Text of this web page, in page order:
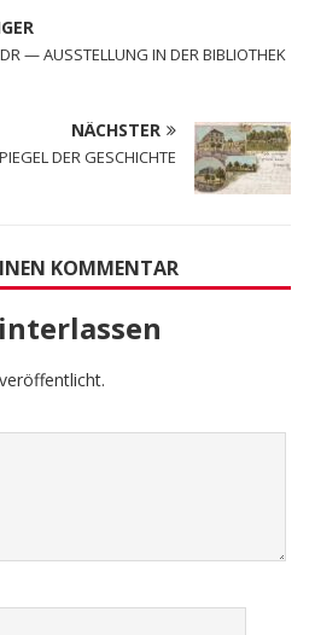
— AUSSTELLUNG IN DER BIBLIOTHEK
NÄCHSTER
DER GESCHICHTE
KOMMENTAR